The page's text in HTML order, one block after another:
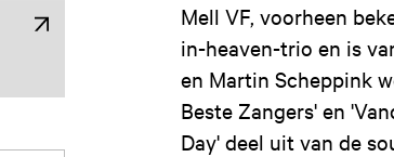
Mell VF, voorheen
in-heaven-trio en is
en Martin Scheppink
Beste Zangers' en
Day' deel uit van de